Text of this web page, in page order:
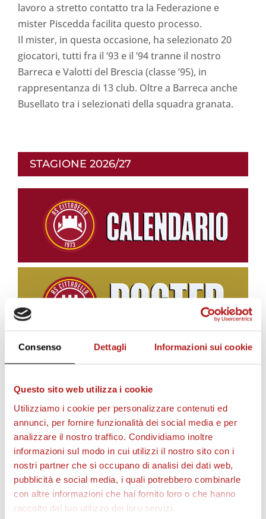
Consenso Dettagli Informazioni sui cookie
Questo sito web utilizza i cookie
Utilizziamo i cookie per personalizzare contenuti ed
annunci, per fornire funzionalità dei social media e per
analizzare il nostro traffico. Condividiamo inoltre
informazioni sul modo in cui utilizzi il nostro sito con i
nostri partner che si occupano di analisi dei dati web,
pubblicità e social media, i quali potrebbero combinarle
con altre informazioni che hai fornito loro o che hanno
raccolto dal tuo utilizzo dei loro servizi.
lavoro a stretto contatto tra la Federazione e
mister Piscedda facilita questo processo.
Il mister, in questa occasione, ha selezionato 20
giocatori, tutti fra il ’93 e il ’94 tranne il nostro
Barreca e Valotti del Brescia (classe ’95), in
rappresentanza di 13 club. Oltre a Barreca anche
Busellato tra i selezionati della squadra granata.
STAGIONE 2026/27